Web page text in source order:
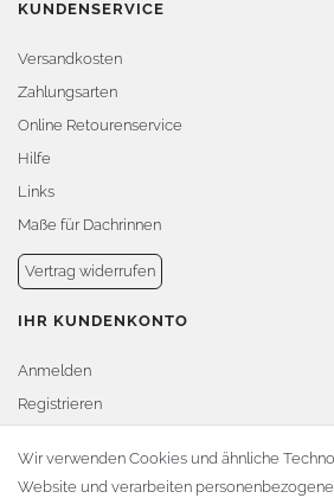
KUNDENSERVICE
Versandkosten
Zahlungsarten
Online Retourenservice
Hilfe
Links
Maße für Dachrinnen
Vertrag widerrufen
IHR KUNDENKONTO
Anmelden
Registrieren
Warenkorb
Zur Kasse
Wir verwenden Cookies und ähnliche
Website und verarbeiten